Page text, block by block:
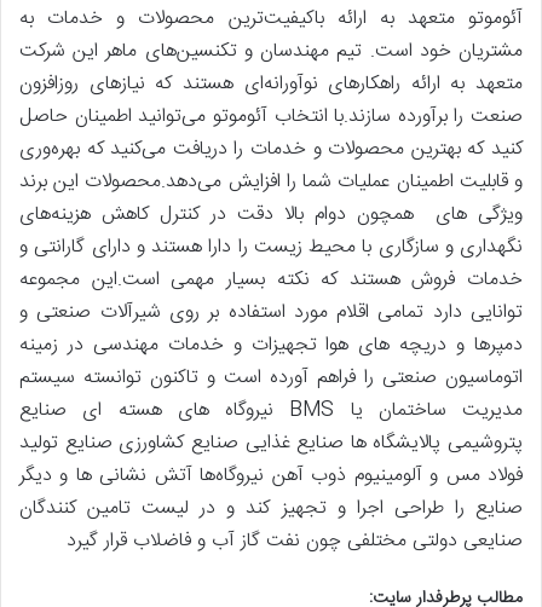
آئوموتو متعهد به ارائه باکیفیت‌ترین محصولات و خدمات به
مشتریان خود است. تیم مهندسان و تکنسین‌های ماهر این شرکت
متعهد به ارائه راهکارهای نوآورانه‌ای هستند که نیازهای روزافزون
صنعت را برآورده سازند.با انتخاب آئوموتو می‌توانید اطمینان حاصل
کنید که بهترین محصولات و خدمات را دریافت می‌کنید که بهره‌وری
و قابلیت اطمینان عملیات شما را افزایش می‌دهد.محصولات این برند
ویژگی های همچون دوام بالا دقت در کنترل کاهش هزینه‌های
نگهداری و سازگاری با محیط زیست را دارا هستند و دارای گارانتی و
خدمات فروش هستند که نکته بسیار مهمی است.این مجموعه
توانایی دارد تمامی اقلام مورد استفاده بر روی شیرآلات صنعتی و
دمپرها و دریچه های هوا تجهیزات و خدمات مهندسی در زمینه
اتوماسیون صنعتی را فراهم آورده است و تاکنون توانسته سیستم
مدیریت ساختمان یا
نیروگاه های هسته ای صنایع
پتروشیمی پالایشگاه ها صنایع غذایی صنایع کشاورزی صنایع تولید
فولاد مس و آلومینیوم ذوب آهن نیروگاه‌هاآتش نشانی ها و دیگر
صنایع را طراحی اجرا و تجهیز کند و در لیست تامین کنندگان
صنایعی دولتی مختلفی چون نفت گاز آب و فاضلاب قرار گیرد
مطالب پرطرفدار سایت: